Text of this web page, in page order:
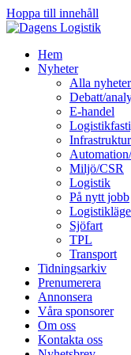
Hoppa till innehåll
Hem
Nyheter
Alla nyheter
Debatt/
E-handel
Infrastruktur
Miljö/CSR
Logistik
På nytt jobb
Sjöfart
TPL
Transport
Tidningsarkiv
Prenumerera
Annonsera
Våra sponsorer
Om oss
Kontakta oss